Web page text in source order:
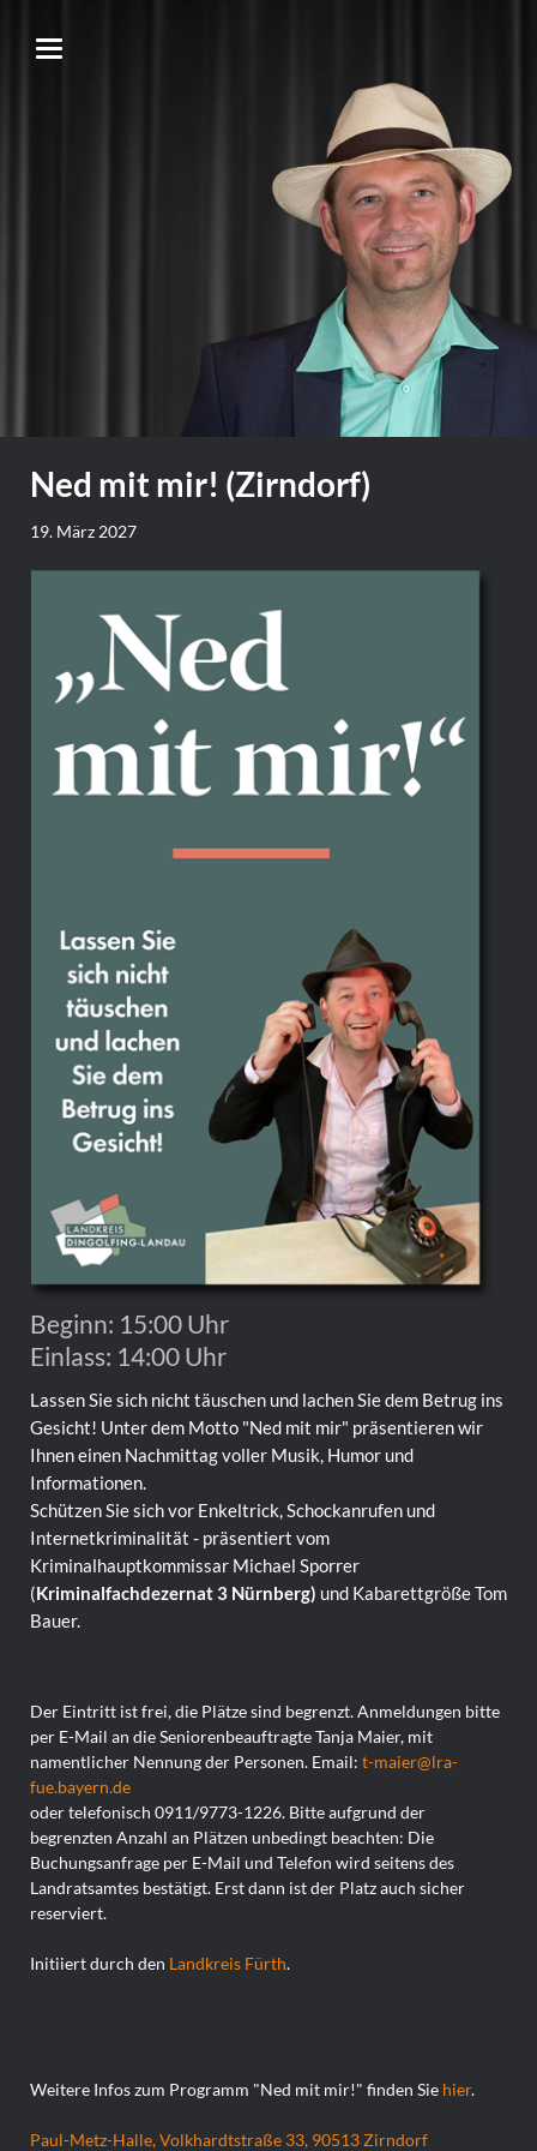
Ned mit mir! (Zirndorf)
19. März 2027
Beginn: 15:00 Uhr
Einlass: 14:00 Uhr
Lassen Sie sich nicht täuschen und lachen Sie dem Betrug ins
Gesicht! Unter dem Motto "Ned mit mir" präsentieren wir
Ihnen einen Nachmittag voller Musik, Humor und
Informationen.
Schützen Sie sich vor Enkeltrick, Schockanrufen und
Internetkriminalität - präsentiert vom
Kriminalhauptkommissar Michael Sporrer
(Kriminalfachdezernat 3 Nürnberg) und Kabarettgröße Tom
Bauer.
Der Eintritt ist frei, die Plätze sind begrenzt. Anmeldungen bitte
per E-Mail an die Seniorenbeauftragte Tanja Maier, mit
namentlicher Nennung der Personen. Email: t-maier@lra-
fue.bayern.de
oder telefonisch 0911/9773-1226. Bitte aufgrund der
begrenzten Anzahl an Plätzen unbedingt beachten: Die
Buchungsanfrage per E-Mail und Telefon wird seitens des
Landratsamtes bestätigt. Erst dann ist der Platz auch sicher
reserviert.
Initiiert durch den Landkreis Fürth.
Weitere Infos zum Programm "Ned mit mir!" finden Sie hier.
Paul-Metz-Halle, Volkhardtstraße 33, 90513 Zirndorf